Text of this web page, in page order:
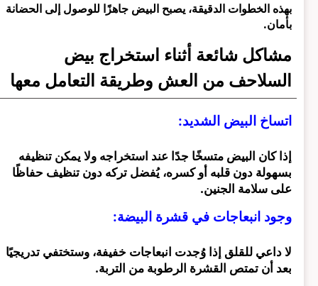
بهذه الخطوات الدقيقة، يصبح البيض جاهزًا للوصول إلى الحضانة
بأمان.
مشاكل شائعة أثناء استخراج بيض
السلاحف من العش وطريقة التعامل معها
اتساخ البيض الشديد:
إذا كان البيض متسخًا جدًا عند استخراجه ولا يمكن تنظيفه
بسهولة دون قلبه أو كسره، يُفضل تركه دون تنظيف حفاظًا
على سلامة الجنين.
وجود انبعاجات في قشرة البيضة:
لا داعي للقلق إذا وُجدت انبعاجات خفيفة، وستختفي تدريجيًا
بعد أن تمتص القشرة الرطوبة من التربة.